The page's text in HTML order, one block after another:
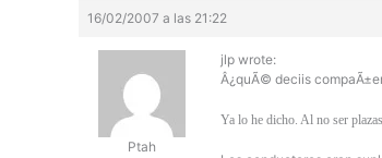
16/02/2007 a las 21:22
Ptah
jlp wrote:
Â¿quÃ© deciis
Ya lo he dicho. Al no ser